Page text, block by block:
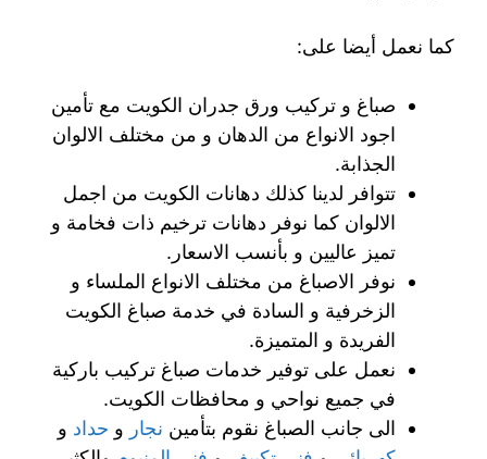
كما نعمل أيضا على:
صباغ و تركيب ورق جدران الكويت مع تأمين
اجود الانواع من الدهان و من مختلف الالوان
الجذابة.
تتوافر لدينا كذلك دهانات الكويت من اجمل
الالوان كما نوفر دهانات ترخيم ذات فخامة و
تميز عاليين و بأنسب الاسعار.
نوفر الاصباغ من مختلف الانواع الملساء و
الزخرفية و السادة في خدمة صباغ الكويت
الفريدة و المتميزة.
نعمل على توفير خدمات صباغ تركيب باركية
في جميع نواحي و محافظات الكويت.
الى جانب الصباغ نقوم بتأمين نجار و حداد و